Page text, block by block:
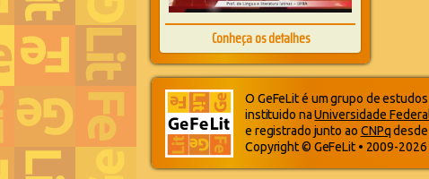
Conheça os detalhes
O GeFeLit é um grupo de
instituido naUniversidade
e registrado junto ao CNPq
Copyright © GeFeLit • 2009-2026